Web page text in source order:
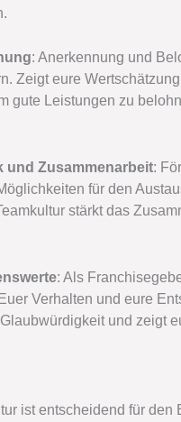
: Anerkennung und
Zeigt eure
gute Leistungen zu
und Zusammenarbeit:
für den
stärkt das
: Als
Verhalten und eure
und zeigt
ist entscheidend für